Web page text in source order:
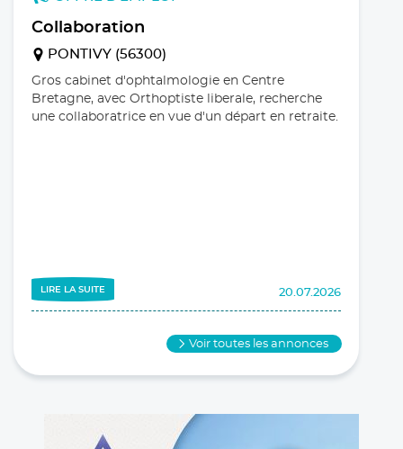
certitudes et innovations ».
Collaboration
PONTIVY (56300)
Gros cabinet d'ophtalmologie en Centre
Bretagne, avec Orthoptiste liberale, recherche
une collaboratrice en vue d'un départ en retraite.
LIRE LA SUITE 20.07.2026
CESSION / PARTAGE DE CABINET
Orthoptiste libérale à Palaiseau recherche une
remplaçante à raison de 2 jours par semaine, à
Voir toutes les annonces